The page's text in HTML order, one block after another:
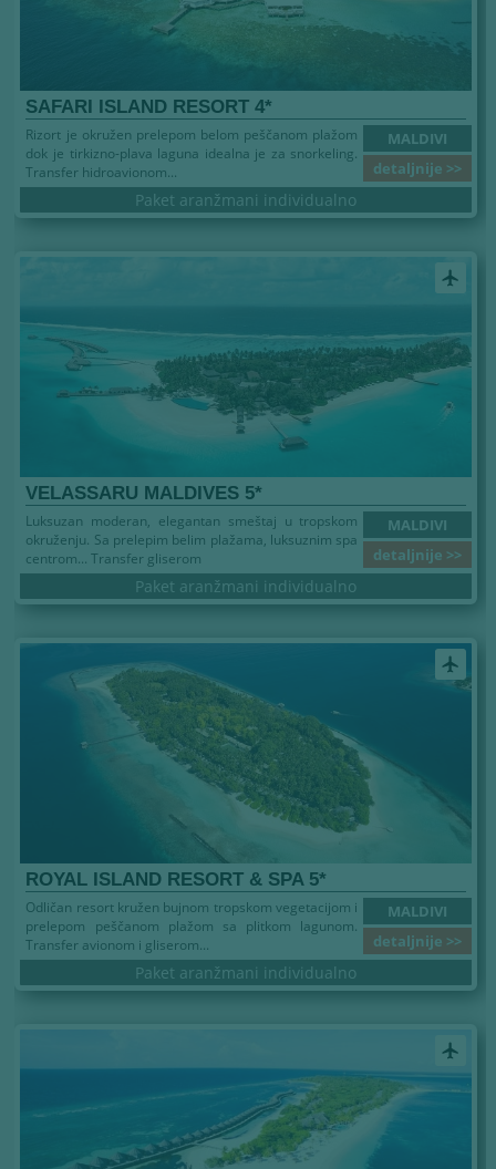
SAFARI ISLAND RESORT 4*
MALDIVI
detaljnije >>
Rizort je okružen prelepom belom peščanom plažom
dok je tirkizno-plava laguna idealna je za snorkeling.
Transfer hidroavionom...
Paket aranžmani individualno
airplanemode_active
VELASSARU MALDIVES 5*
MALDIVI
detaljnije >>
Luksuzan moderan, elegantan smeštaj u tropskom
okruženju. Sa prelepim belim plažama, luksuznim spa
centrom... Transfer gliserom
Paket aranžmani individualno
airplanemode_active
ROYAL ISLAND RESORT & SPA 5*
MALDIVI
detaljnije >>
Odličan resort kružen bujnom tropskom vegetacijom i
prelepom peščanom plažom sa plitkom lagunom.
Transfer avionom i gliserom...
Paket aranžmani individualno
airplanemode_active